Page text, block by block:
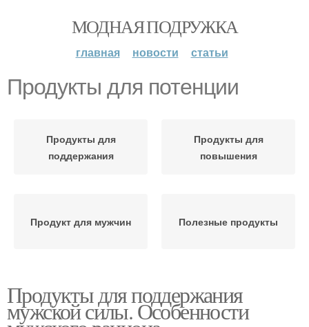
МОДНАЯ ПОДРУЖКА
главная новости статьи
Продукты для потенции
Продукты для
поддержания
Продукты для
повышения
Продукт для мужчин Полезные продукты
Продукты для поддержания
мужской силы. Особенности